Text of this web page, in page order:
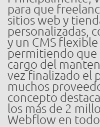
para que
sitios web y
personalizadas,
y un CMS
permitiendo que
cargo del
vez finalizado el
muchos
concepto
los más de 2
Webflow en